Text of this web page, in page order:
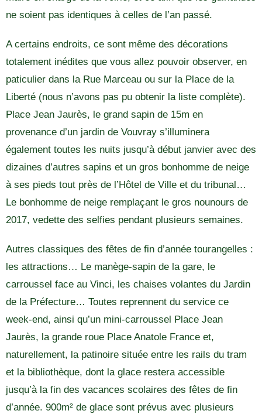
ne soient pas identiques à celles de l’an passé.
A certains endroits, ce sont même des décorations
totalement inédites que vous allez pouvoir observer, en
paticulier dans la Rue Marceau ou sur la Place de la
Liberté (nous n’avons pas pu obtenir la liste complète).
Place Jean Jaurès, le grand sapin de 15m en
provenance d’un jardin de Vouvray s’illuminera
également toutes les nuits jusqu’à début janvier avec des
dizaines d’autres sapins et un gros bonhomme de neige
à ses pieds tout près de l’Hôtel de Ville et du tribunal…
Le bonhomme de neige remplaçant le gros nounours de
2017, vedette des selfies pendant plusieurs semaines.
Autres classiques des fêtes de fin d’année tourangelles :
les attractions… Le manège-sapin de la gare, le
carroussel face au Vinci, les chaises volantes du Jardin
de la Préfecture… Toutes reprennent du service ce
week-end, ainsi qu’un mini-carroussel Place Jean
Jaurès, la grande roue Place Anatole France et,
naturellement, la patinoire située entre les rails du tram
et la bibliothèque, dont la glace restera accessible
jusqu’à la fin des vacances scolaires des fêtes de fin
d’année. 900m² de glace sont prévus avec plusieurs